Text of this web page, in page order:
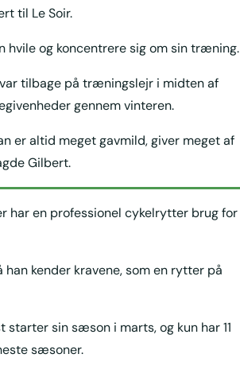
til Le Soir.
hvile og koncentrere sig om sin træning.
tilbage på træningslejr i midten af
gennem vinteren.
er altid meget gavmild, giver meget af
Gilbert.
har en professionel cykelrytter brug for
kender kravene, som en rytter på
sin sæson i marts, og kun har 11
sæsoner.